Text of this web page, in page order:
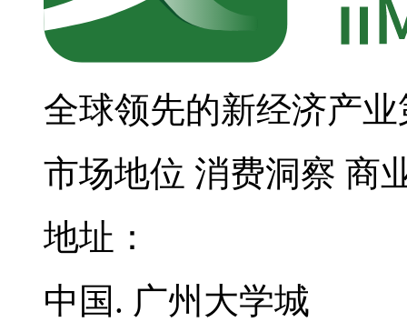
全球领先的新经济产
市场地位 消费洞察 商
地址：
中国. 广州大学城